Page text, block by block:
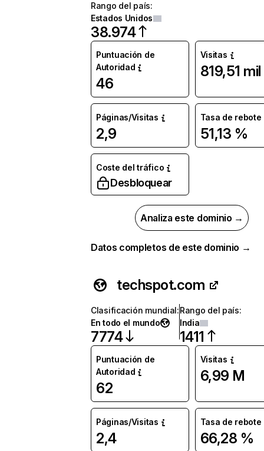
Rango del país:
Estados Unidos
38.974
Puntuación de
Autoridad
46
Visitas
819,51 mil
Páginas/Visitas
2,9
Tasa de rebote
51,13 %
Coste del tráfico
Desbloquear
Analiza este dominio →
Datos completos de este dominio →
techspot.com
Clasificación mundial:
En todo el mundo
7774
Rango del país:
India
1411
Puntuación de
Autoridad
62
Visitas
6,99 M
Páginas/Visitas
2,4
Tasa de rebote
66,28 %